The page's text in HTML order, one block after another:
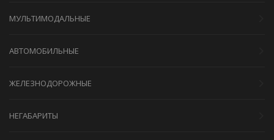
МУЛЬТИМОДАЛЬНЫЕ
АВТОМОБИЛЬНЫЕ
ЖЕЛЕЗНОДОРОЖНЫЕ
НЕГАБАРИТЫ